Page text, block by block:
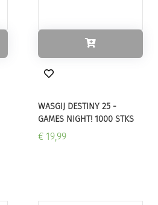
WASGIJ DESTINY 25 -
GAMES NIGHT! 1000 STKS
€ 19,99